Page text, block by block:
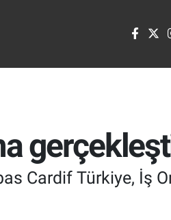
Cardif Türkiye, İş